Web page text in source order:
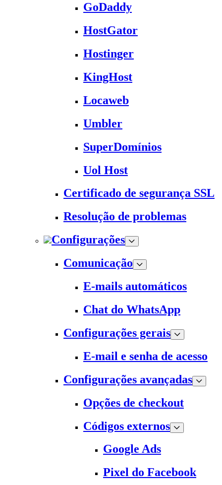
GoDaddy
HostGator
Hostinger
KingHost
Locaweb
Umbler
SuperDomínios
Uol Host
Certificado de segurança SSL
Resolução de problemas
Configurações
Comunicação
E-mails automáticos
Chat do WhatsApp
Configurações gerais
E-mail e senha de acesso
Configurações avançadas
Opções de checkout
Códigos externos
Google Ads
Pixel do Facebook